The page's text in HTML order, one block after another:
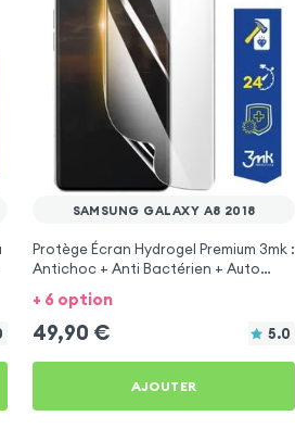
SAMSUNG GALAXY A8 2018
Protège Écran Hydrogel Premium 3mk :
Antichoc + Anti Bactérien + Auto
Régénérant pour Samsung Galaxy A8
2018
+ 6 option
49,90 € 5.0
AJOUTER